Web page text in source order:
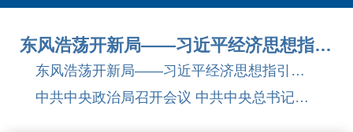
东风浩荡开新局——习近平经济思想指引中国经济高质量发展行稳致...
东风浩荡开新局——习近平经济思想指引中国经济高质量发展行稳致...
中共中央政治局召开会议 中共中央总书记习近平主持会议